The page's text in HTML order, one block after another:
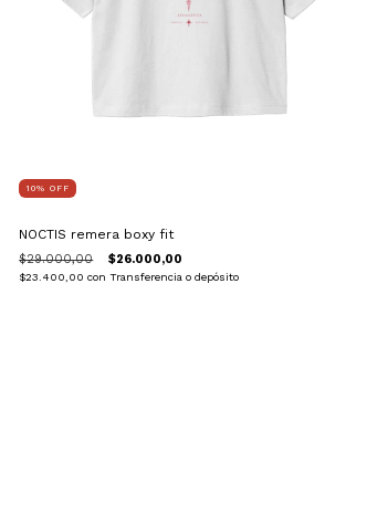
10%OFF
NOCTIS remera boxy fit
$29.000,00 $26.000,00
$23.400,00con Transferencia o depósito